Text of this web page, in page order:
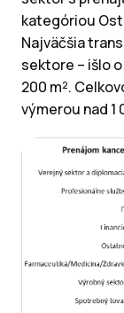
kategóriou
Najväčšia
sektore – išlo
200 m².
výmerou nad